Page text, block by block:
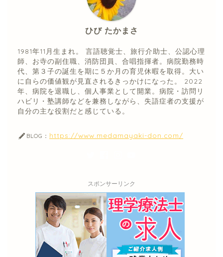
ひび たかまさ
1981年11月生まれ。 言語聴覚士、旅行介助士、公認心理
師、お寺の副住職、消防団員、合唱指揮者。病院勤務時
代、第３子の誕生を期に５か月の育児休暇を取得。大い
に自らの価値観が見直されるきっかけになった。 2022
年、病院を退職し、個人事業として開業。病院・訪問リ
ハビリ・塾講師などを兼務しながら、失語症者の支援が
自分の主な役割だと感じている。
BLOG： https://www.medamayaki-don.com/
スポンサーリンク